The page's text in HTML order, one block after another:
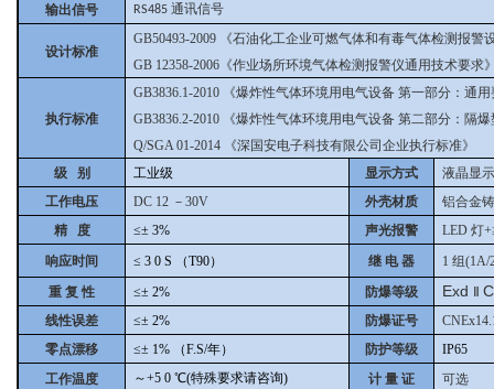
输出信号
RS485 通讯信号
设计标准
GB50493-2009
《石油化工企业可燃气体和有毒气体检测报警
GB 12358-2006《作业场所环境气体检测报警仪通用技术要求
执行标准
GB3836.1-2010
《爆炸性气体环境用电气设备 第一部分：通
GB3836.2-2010
《爆炸性气体环境用电气设备 第二部分：隔爆
Q/SGA 01-2014
《深国安电子科技有限公司企业执行标准》
级 别
工业级 显示方式
液晶显
工作电压
DC 12 －30V 外壳材质
铝合金
精 度
≤± 3% 声光报警 LED 灯
响应时间
≤ 3 0 S （T90） 继 电 器 1 组(1A/
重 复 性
≤± 2% 防爆等级 Exd
线性误差 ≤± 2% 防爆证号
零点漂移
≤± 1% （F.S/年） 防护等级
IP65
工作温度
～+5 0 ℃(特殊要求请咨询) 计 量 证
可选